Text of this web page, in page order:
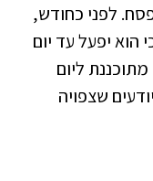
לאחרי פסח. לפני כחודש,
יפעל עד יום
ליום
כבר יודעים שצפויה